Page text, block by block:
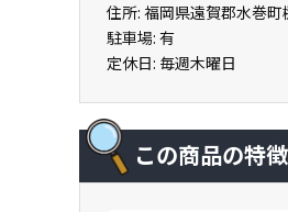
住所: 福岡県遠賀郡水巻
駐車場: 有
定休日: 毎週木曜日
この商品の特徴